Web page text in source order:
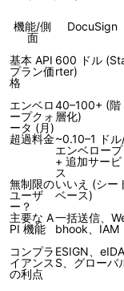
機能/側
面
DocuSign
基本 API
プラン価
格
600 ドル
rter)
エンベロ
ープクォ
ータ (月)
40–100+ (階
層化)
超過料金~0.10–1 ド
エンベロープ
+ 追加サービ
ス
無制限の
ユーザ
ー？
いいえ (シー
ベース)
主要な A
PI 機能
一括送信、
bhook、IAM
コンプラ
イアンス
の利点
ESIGN、eIDA
S、グローバ